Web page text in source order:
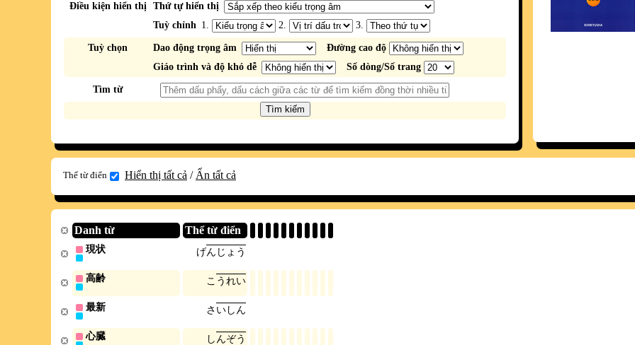
Điều kiện hiển thị
Thứ tự hiển thị
Tuỳ chỉnh 1. 2. 3.
Tuỳ chọn Dao động trọng âm
Đường cao độ
Giáo trình và độ khó dễ
Số dòng/Số trang
Tìm từ
Thể từ điển Hiển thị tất cả / Ẩn tất cả
Danh từ Thể từ điển
現状 げん じ ょ う
高齢 こ うれい
最新 さ いし ん
心臓 し んぞう